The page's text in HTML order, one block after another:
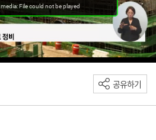
공유하기